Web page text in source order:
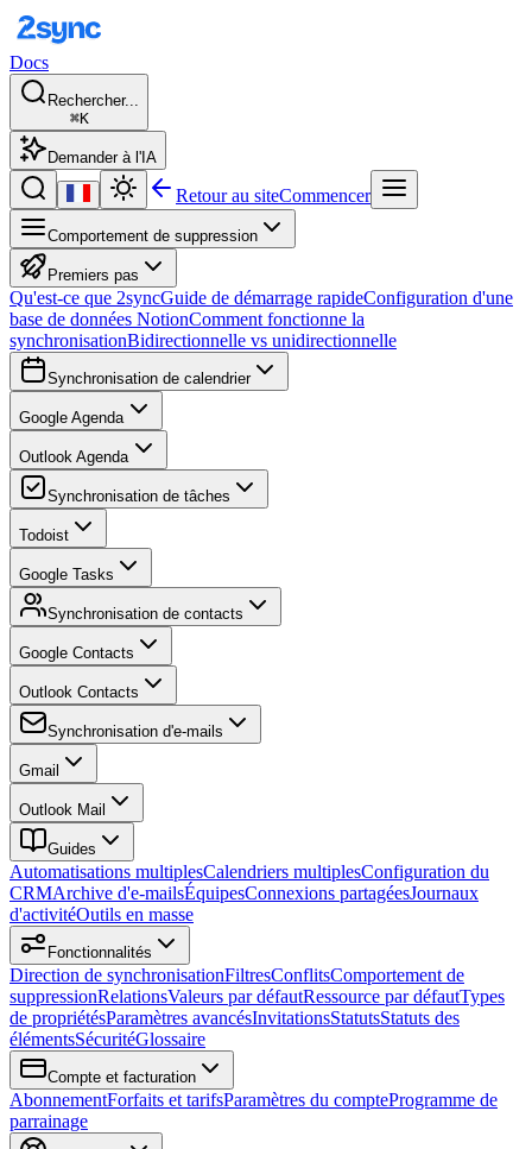
Docs
Rechercher...
⌘K
Demander à l'IA
Retour au siteCommencer
Comportement de suppression
Premiers pas
Qu'est-ce que 2syncGuide de démarrage rapideConfiguration d'une
base de données NotionComment fonctionne la
synchronisationBidirectionnelle vs unidirectionnelle
Synchronisation de calendrier
Google Agenda
Outlook Agenda
Synchronisation de tâches
Todoist
Google Tasks
Synchronisation de contacts
Google Contacts
Outlook Contacts
Synchronisation d'e-mails
Gmail
Outlook Mail
Guides
Automatisations multiplesCalendriers multiplesConfiguration du
CRMArchive d'e-mailsÉquipesConnexions partagéesJournaux
d'activitéOutils en masse
Fonctionnalités
Direction de synchronisationFiltresConflitsComportement de
suppressionRelationsValeurs par défautRessource par défautTypes
de propriétésParamètres avancésInvitationsStatutsStatuts des
élémentsSécuritéGlossaire
Compte et facturation
AbonnementForfaits et tarifsParamètres du compteProgramme de
parrainage